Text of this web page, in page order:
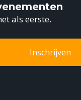
als eerste.
Inschrijven